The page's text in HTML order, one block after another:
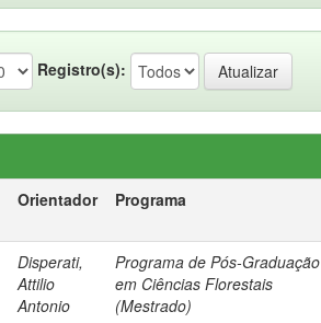
Registro(s):
Orientador Programa
Disperati,
Attilio
Antonio
Programa de Pós-Graduação
em Ciências Florestais
(Mestrado)